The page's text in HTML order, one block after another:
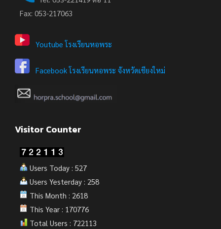
Fax: 053-217063
Youtube โรงเรียนหอพระ
Facebook โรงเรียนหอพระ จังหวัดเชียงใหม่
Visitor Counter
Users Today : 527
Users Yesterday : 258
This Month : 2618
This Year : 170776
Total Users : 722113